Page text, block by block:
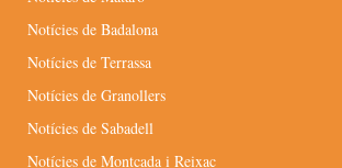
Notícies de Badalona
Notícies de Terrassa
Notícies de Granollers
Notícies de Sabadell
Notícies de Montcada i Reixac